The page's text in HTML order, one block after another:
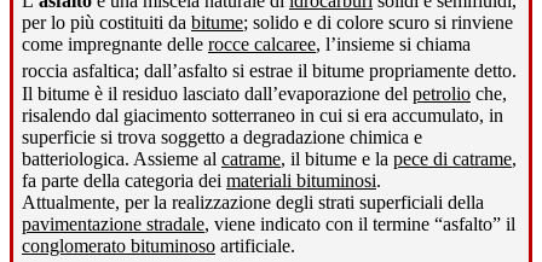
per lo più costituiti da bitume; solido e di colore scuro si rinviene
come impregnante delle rocce calcaree, l’insieme si chiama
roccia asfaltica; dall’asfalto si estrae il bitume propriamente detto.
Il bitume è il residuo lasciato dall’evaporazione del petrolio che,
risalendo dal giacimento sotterraneo in cui si era accumulato, in
superficie si trova soggetto a degradazione chimica e
batteriologica. Assieme al catrame, il bitume e la pece di catrame,
fa parte della categoria dei materiali bituminosi.
Attualmente, per la realizzazione degli strati superficiali della
pavimentazione stradale, viene indicato con il termine “asfalto” il
conglomerato bituminoso artificiale.